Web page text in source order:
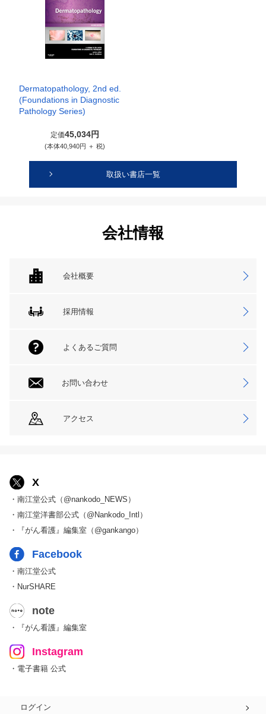
Dermatopathology, 2nd ed.
(Foundations in Diagnostic
Pathology Series)
定価45,034円
(本体40,940円 ＋ 税)
取扱い書店一覧
会社情報
会社概要
採用情報
よくあるご質問
お問い合わせ
アクセス
X
・南江堂公式（@nankodo_NEWS）
・南江堂洋書部公式（@Nankodo_Intl）
・『がん看護』編集室（@gankango）
Facebook
・南江堂公式
・NurSHARE
note
・『がん看護』編集室
Instagram
・電子書籍 公式
ログイン